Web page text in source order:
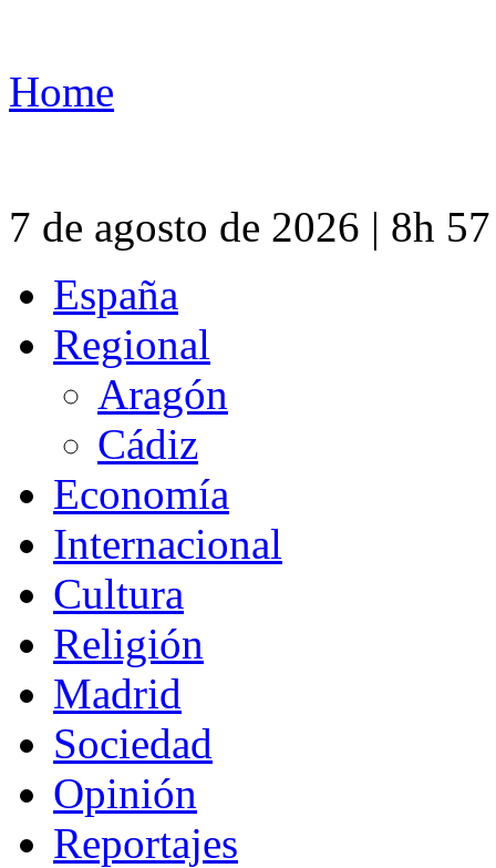
Home
7 de agosto de 2026 | 8h
España
Regional
Aragón
Cádiz
Economía
Internacional
Cultura
Religión
Madrid
Sociedad
Opinión
Reportajes